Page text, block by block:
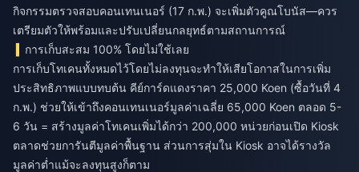
กิจกรรมตรวจสอบคอนเทนเนอร์ (17 ก.พ.) จะเพิ่มตัวคูณโบนัส—ควร
เตรียมตัวให้พร้อมและปรับเปลี่ยนกลยุทธ์ตามสถานการณ์
การเก็บสะสม 100% โดยไม่ใช้เลย
การเก็บโทเคนทั้งหมดไว้โดยไม่ลงทุนจะทำให้เสียโอกาสในการเพิ่ม
ประสิทธิภาพแบบทบต้น คีย์การ์ดแดงราคา 25,000 Koen (ซื้อวันที่ 4
ก.พ.) ช่วยให้เข้าถึงคอนเทนเนอร์มูลค่าเฉลี่ย 65,000 Koen ตลอด 5-
6 วัน = สร้างมูลค่าโทเคนเพิ่มได้กว่า 200,000 หน่วยก่อนเปิด Kiosk
ตลาดช่วยการันตีมูลค่าพื้นฐาน ส่วนการสุ่มใน Kiosk อาจได้รางวัล
มูลค่าต่ำแม้จะลงทุนสูงก็ตาม